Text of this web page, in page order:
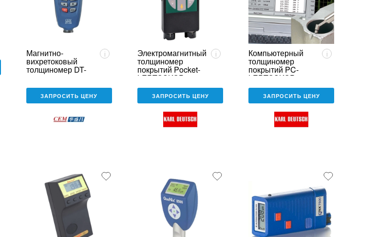
Магнитно-
вихретоковый
толщиномер DT-
i
ЗАПРОСИТЬ ЦЕНУ
Электромагнитный
толщиномер
покрытий Pocket-
LEPTOSKOP
i
ЗАПРОСИТЬ ЦЕНУ
Компьютерный
толщиномер
покрытий PC-
LEPTOSKOP 2050
i
ЗАПРОСИТЬ ЦЕНУ